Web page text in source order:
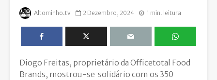
Altominho.tv 2 Dezembro, 2024 1 min. leitura
Diogo Freitas, proprietário da Officetotal Food
Brands, mostrou-se solidário com os 350